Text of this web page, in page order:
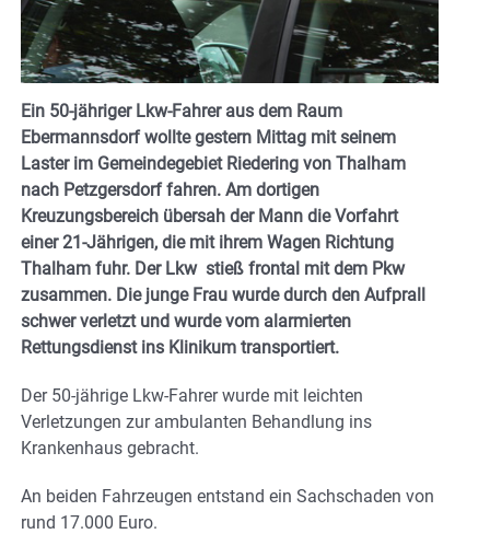
Ein 50-jähriger Lkw-Fahrer aus dem Raum
Ebermannsdorf wollte gestern Mittag mit seinem
Laster im Gemeindegebiet Riedering von Thalham
nach Petzgersdorf fahren. Am dortigen
Kreuzungsbereich übersah der Mann die Vorfahrt
einer 21-Jährigen, die mit ihrem Wagen Richtung
Thalham fuhr. Der Lkw stieß frontal mit dem Pkw
zusammen. Die junge Frau wurde durch den Aufprall
schwer verletzt und wurde vom alarmierten
Rettungsdienst ins Klinikum transportiert.
Der 50-jährige Lkw-Fahrer wurde mit leichten
Verletzungen zur ambulanten Behandlung ins
Krankenhaus gebracht.
An beiden Fahrzeugen entstand ein Sachschaden von
rund 17.000 Euro.